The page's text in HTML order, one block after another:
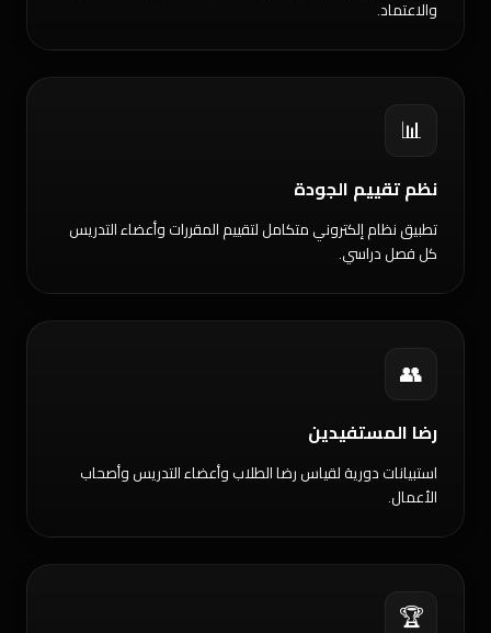
والاعتماد.
📊
نظم تقييم الجودة
تطبيق نظام إلكتروني متكامل لتقييم المقررات وأعضاء التدريس
كل فصل دراسي.
👥
رضا المستفيدين
استبيانات دورية لقياس رضا الطلاب وأعضاء التدريس وأصحاب
الأعمال.
🏆